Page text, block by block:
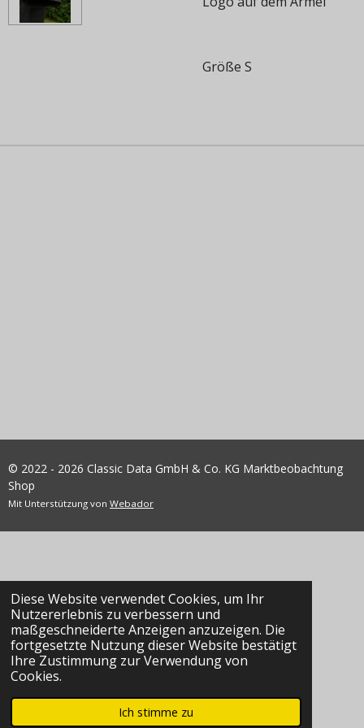
Diese Website verwendet Cookies, um Ihr
Nutzererlebnis zu verbessern und
maßgeschneiderte Anzeigen anzuzeigen. Die
fortgesetzte Nutzung dieser Website bestätigt
Ihre Zustimmung zur Verwendung von
Cookies.
Ich stimme zu
Größe S
© 2022 - 2026 Classic Data GmbH & Co. KG Marktbeobachtung
Shop
Mit Unterstützung von Webador